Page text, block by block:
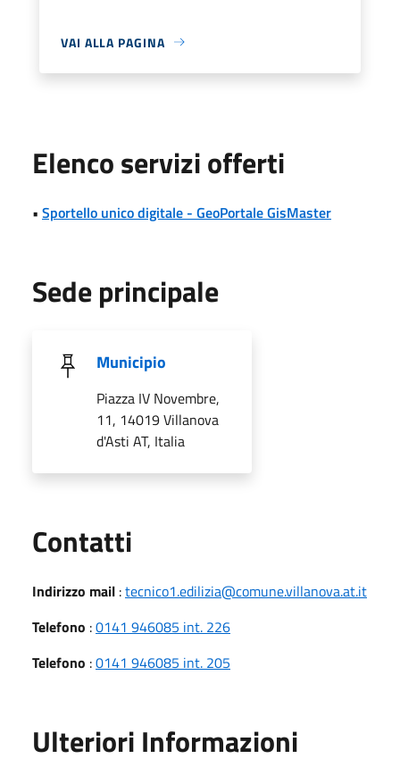
VAI ALLA PAGINA
Elenco servizi offerti
• Sportello unico digitale - GeoPortale GisMaster
Sede principale
Municipio
Piazza IV Novembre,
11, 14019 Villanova
d'Asti AT, Italia
Contatti
Indirizzo mail :tecnico1.edilizia@comune.villanova.at.it
Telefono :0141 946085 int. 226
Telefono :0141 946085 int. 205
Ulteriori Informazioni